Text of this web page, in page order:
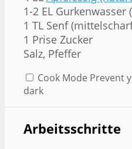
1-2 EL Gurkenwasser
1 TL Senf
1 Prise Zucker
Salz, Pfeffer
Cook Mode Prevent
dark
Arbeitsschritte